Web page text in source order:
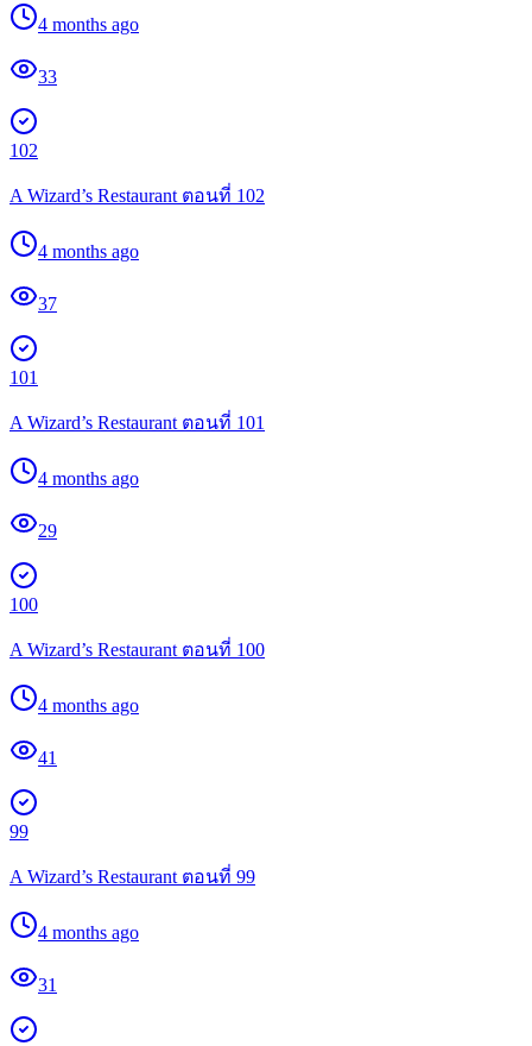
4 months ago
33
102
A Wizard’s Restaurant ตอนที่ 102
4 months ago
37
101
A Wizard’s Restaurant ตอนที่ 101
4 months ago
29
100
A Wizard’s Restaurant ตอนที่ 100
4 months ago
41
99
A Wizard’s Restaurant ตอนที่ 99
4 months ago
31